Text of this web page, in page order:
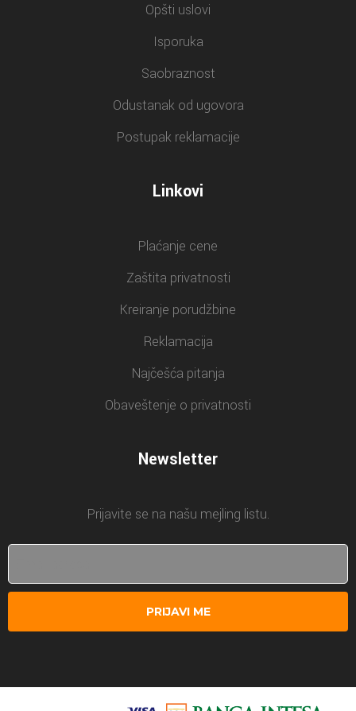
Opšti uslovi
Isporuka
Saobraznost
Odustanak od ugovora
Postupak reklamacije
Linkovi
Plaćanje cene
Zaštita privatnosti
Kreiranje porudžbine
Reklamacija
Najčešća pitanja
Obaveštenje o privatnosti
Newsletter
Prijavite se na našu mejling listu.
PRIJAVI ME